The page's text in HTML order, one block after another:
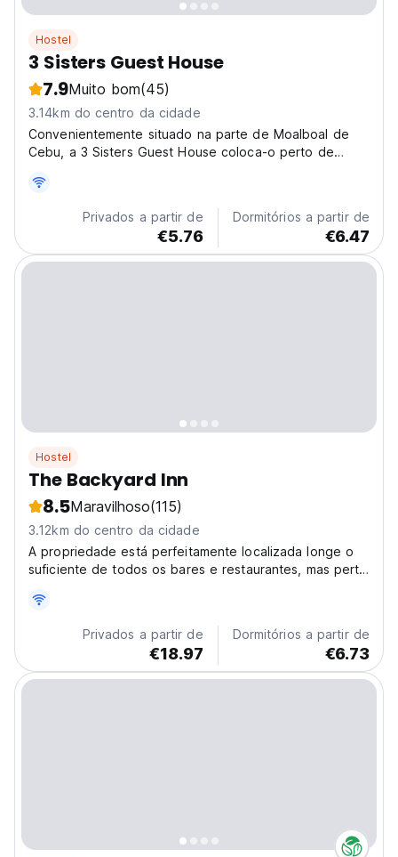
Hostel
3 Sisters Guest House
7.9Muito bom(45)
3.14km do centro da cidade
Convenientemente situado na parte de Moalboal de
Cebu, a 3 Sisters Guest House coloca-o perto de
Privados a partir de
€5.76
Dormitórios a partir de
€6.47
Hostel
The Backyard Inn
8.5Maravilhoso(115)
3.12km do centro da cidade
A propriedade está perfeitamente localizada longe o
suficiente de todos os bares e restaurantes, mas perto
e a praia.
Privados a partir de
€18.97
Dormitórios a partir de
€6.73